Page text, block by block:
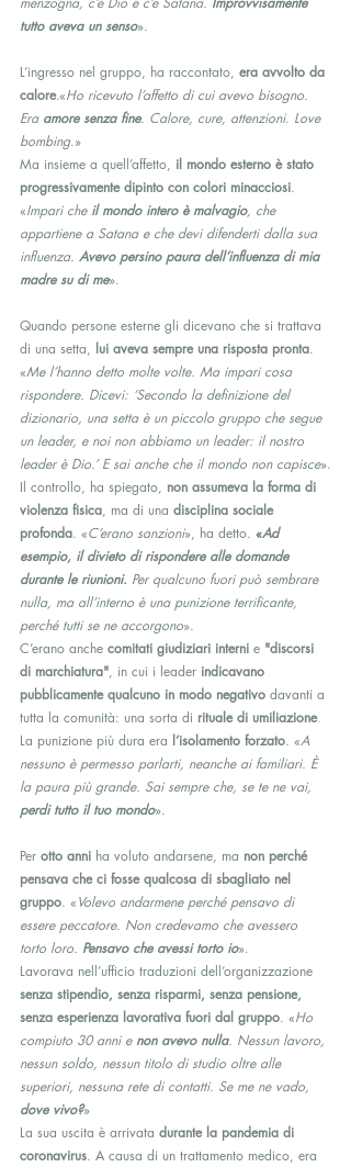
tutto aveva un senso».
L’ingresso nel gruppo, ha raccontato, era avvolto da
calore.«Ho ricevuto l’affetto di cui avevo bisogno.
Era amore senza fine. Calore, cure, attenzioni. Love
bombing.»
Ma insieme a quell’affetto, il mondo esterno è stato
progressivamente dipinto con colori minacciosi.
«Impari che il mondo intero è malvagio, che
appartiene a Satana e che devi difenderti dalla sua
influenza. Avevo persino paura dell’influenza di mia
madre su di me».
Quando persone esterne gli dicevano che si trattava
di una setta, lui aveva sempre una risposta pronta.
«Me l’hanno detto molte volte. Ma impari cosa
rispondere. Dicevi: ‘Secondo la definizione del
dizionario, una setta è un piccolo gruppo che segue
un leader, e noi non abbiamo un leader: il nostro
leader è Dio.’ E sai anche che il mondo non capisce».
Il controllo, ha spiegato, non assumeva la forma di
violenza fisica, ma di una disciplina sociale
profonda. «C’erano sanzioni», ha detto. «Ad
esempio, il divieto di rispondere alle domande
durante le riunioni. Per qualcuno fuori può sembrare
nulla, ma all’interno è una punizione terrificante,
perché tutti se ne accorgono».
C’erano anche comitati giudiziari interni e "discorsi
di marchiatura", in cui i leader indicavano
pubblicamente qualcuno in modo negativo davanti a
tutta la comunità: una sorta di rituale di umiliazione.
La punizione più dura era l’isolamento forzato. «A
nessuno è permesso parlarti, neanche ai familiari. È
la paura più grande. Sai sempre che, se te ne vai,
perdi tutto il tuo mondo».
Per otto anni ha voluto andarsene, ma non perché
pensava che ci fosse qualcosa di sbagliato nel
gruppo. «Volevo andarmene perché pensavo di
essere peccatore. Non credevamo che avessero
torto loro. Pensavo che avessi torto io».
Lavorava nell’ufficio traduzioni dell’organizzazione
senza stipendio, senza risparmi, senza pensione,
senza esperienza lavorativa fuori dal gruppo. «Ho
compiuto 30 anni e non avevo nulla. Nessun lavoro,
nessun soldo, nessun titolo di studio oltre alle
superiori, nessuna rete di contatti. Se me ne vado,
dove vivo?»
La sua uscita è arrivata durante la pandemia di
coronavirus. A causa di un trattamento medico, era